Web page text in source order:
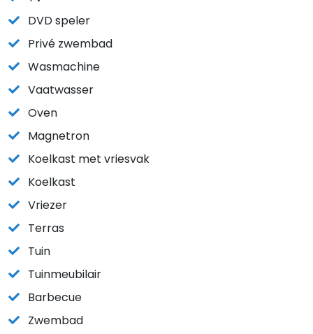
DVD speler
Privé zwembad
Wasmachine
Vaatwasser
Oven
Magnetron
Koelkast met vriesvak
Koelkast
Vriezer
Terras
Tuin
Tuinmeubilair
Barbecue
Zwembad